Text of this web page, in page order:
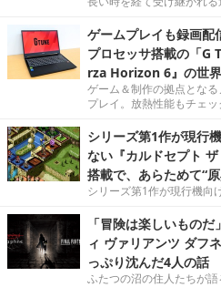
ゲームプレイも録画
プロセッサ搭載の「G
rza Horizon 6』の世
ゲーム＆制作の拠点とな
プレイ。放熱性能もチェッ
シリーズ第1作が現行
ない『カルドセプト
搭載で、あらためて“
シリーズ第1作が現行機向
「冒険は楽しいもの
ィ ヴァリアンツ ダフ
っぷり沈んだ4人の話
ふたつの沼の住人たちが語